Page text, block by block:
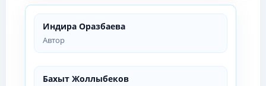
Индира Оразбаева
Автор
Бахыт Жоллыбеков